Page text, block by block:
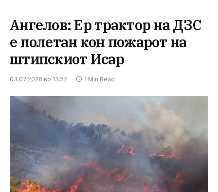
Ангелов: Ер трактор на ДЗС
е полетан кон пожарот на
штипскиот Исар
03.07.2026 во 13:52 1 Min Read